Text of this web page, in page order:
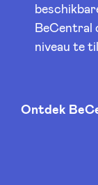
BeCentral
niveau te
Ontdek